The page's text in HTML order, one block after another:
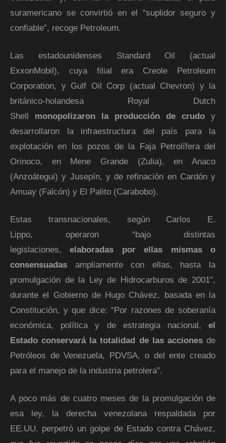
suramericano se convirtió en el “suplidor seguro y
confiable”, recoge Petroleum.
Las estadounidenses Standard Oil (actual
ExxonMobil), cuya filial era Creole Petroleum
Corporation, y Gulf Oil Corp (actual Chevron) y la
británico-holandesa Royal Dutch
Shell monopolizaron la producción de crudo y
desarrollaron la infraestructura del país para la
explotación en los pozos de la Faja Petrolífera del
Orinoco, en Mene Grande (Zulia), en Anaco
(Anzoátegui) y Jusepín, y de refinación en Cardón y
Amuay (Falcón) y El Palito (Carabobo).
Estas transnacionales, según Carlos E.
Lippo, operaron “bajo distintas
legislaciones,elaboradas por ellas mismas o
consensuadas ampliamente con ellas, hasta la
promulgación de la Ley de Hidrocarburos de 2001″,
durante el Gobierno de Hugo Chávez, basada en la
Constitución, y que dice: “Por razones de soberanía
económica, política y de estrategia nacional, el
Estado conservará la totalidad de las acciones de
Petróleos de Venezuela, PDVSA, o del ente creado
para el manejo de la industria petrolera”.
A poco más de cuatro meses de la promulgación de
esa ley, la derecha venezolana respaldada por
EE.UU. perpetró un golpe de Estado contra Chávez,